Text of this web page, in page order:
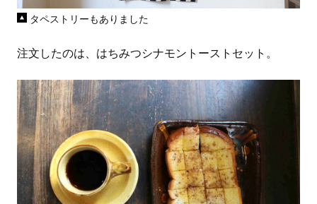
タペストリーもありました
注文したのは、はちみつシナモントーストセット。